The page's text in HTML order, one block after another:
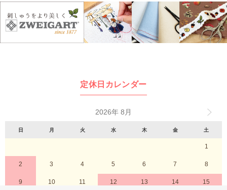
定休日カレンダー
2026年 8月
日 月 火 水 木 金 土
1
2 3 4 5 6 7 8
9 10 11 12 13 14 15